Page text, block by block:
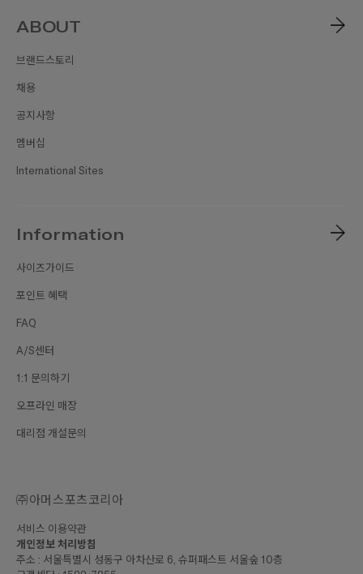
ABOUT
브랜드스토리
채용
공지사항
멤버십
International Sites
Information
사이즈가이드
포인트 혜택
FAQ
A/S센터
1:1 문의하기
오프라인 매장
대리점 개설문의
㈜아머스포츠코리아
서비스 이용약관
개인정보 처리방침
주소 : 서울특별시 성동구 아차산로 6, 슈퍼패스트 서울숲 10층